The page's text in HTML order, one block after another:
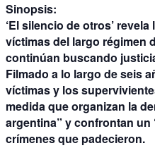
Sinopsis:
‘El silencio de otros’
víctimas del largo régimen
continúan buscando
Filmado a lo largo de seis
víctimas y los
medida que organizan la
argentina” y confrontan
crímenes que padecieron.